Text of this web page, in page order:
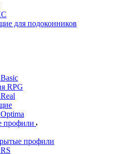
для подоконников
RPG
профили
профили